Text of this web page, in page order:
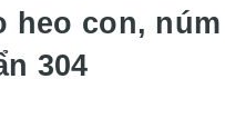
con,
304